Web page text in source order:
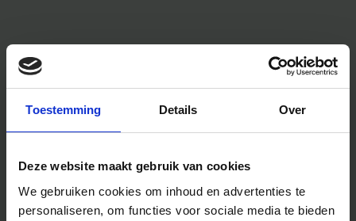
Toestemming Details Over
Deze website maakt gebruik van cookies
We gebruiken cookies om inhoud en advertenties te
personaliseren, om functies voor sociale media te bieden